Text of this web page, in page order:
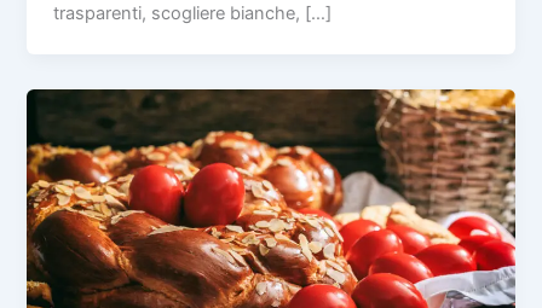
trasparenti, scogliere bianche, […]